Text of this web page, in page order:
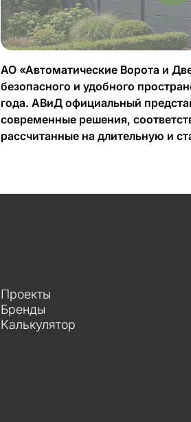
АО «Автоматические Ворота и
безопасного и удобного
года. АВиД официальный
современные решения,
рассчитанные на длительную и
Проекты
Бренды
Калькулятор